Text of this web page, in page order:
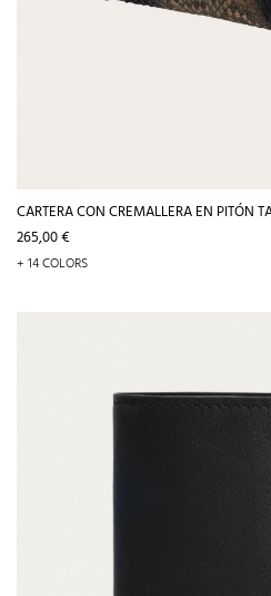
CARTERA CON CREMALLERA EN PITÓN
Precio
265,00 €
+ 14 COLORS